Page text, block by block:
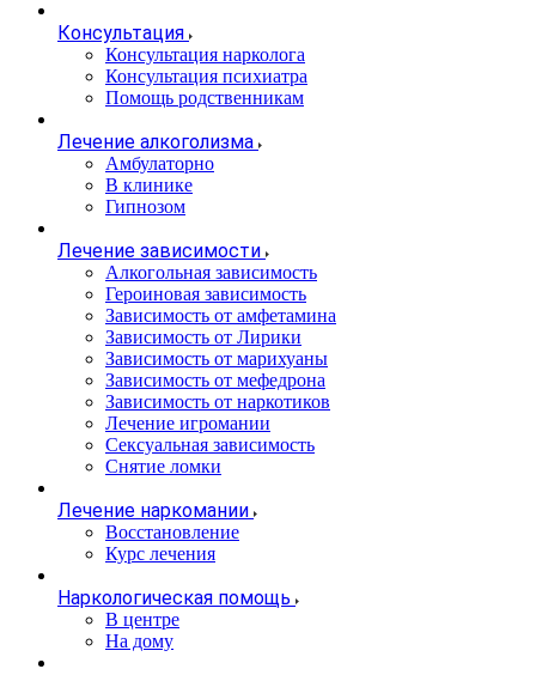
Консультация
Консультация нарколога
Консультация психиатра
Помощь родственникам
Лечение алкоголизма
Амбулаторно
В клинике
Гипнозом
Лечение зависимости
Алкогольная зависимость
Героиновая зависимость
Зависимость от амфетамина
Зависимость от Лирики
Зависимость от марихуаны
Зависимость от мефедрона
Зависимость от наркотиков
Лечение игромании
Сексуальная зависимость
Снятие ломки
Лечение наркомании
Восстановление
Курс лечения
Наркологическая помощь
В центре
На дому